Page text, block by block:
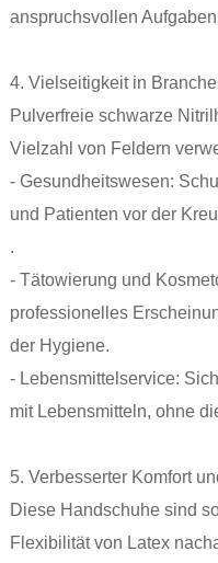
anspruchsvollen
4. Vielseitigkeit in
Pulverfreie schwarze
Vielzahl von Feldern
- Gesundheitswesen:
und Patienten vor der
.
- Tätowierung und
professionelles
der Hygiene.
- Lebensmittelservice:
mit Lebensmitteln, ohne
5. Verbesserter Komfort
Diese Handschuhe sind
Flexibilität von Latex